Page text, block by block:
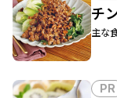
チ
主な
PR